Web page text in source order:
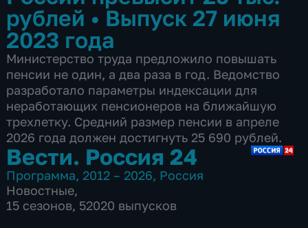
рублей • Выпуск 27 июня
2023 года
Министерство труда предложило повышать
пенсии не один, а два раза в год. Ведомство
разработало параметры индексации для
неработающих пенсионеров на ближайшую
трехлетку. Средний размер пенсии в апреле
2026 года должен достигнуть 25 690 рублей.
Вести. Россия 24
Программа, 2012 – 2026, Россия
Новостные,
15 сезонов, 52020 выпусков